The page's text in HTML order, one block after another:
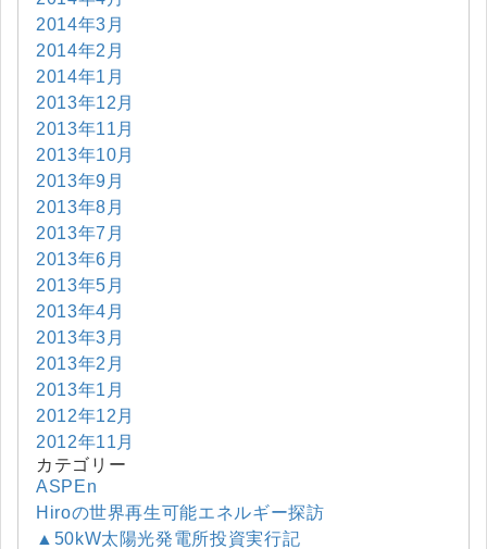
2014年3月
2014年2月
2014年1月
2013年12月
2013年11月
2013年10月
2013年9月
2013年8月
2013年7月
2013年6月
2013年5月
2013年4月
2013年3月
2013年2月
2013年1月
2012年12月
2012年11月
カテゴリー
ASPEn
Hiroの世界再生可能エネルギー探訪
▲50kW太陽光発電所投資実行記